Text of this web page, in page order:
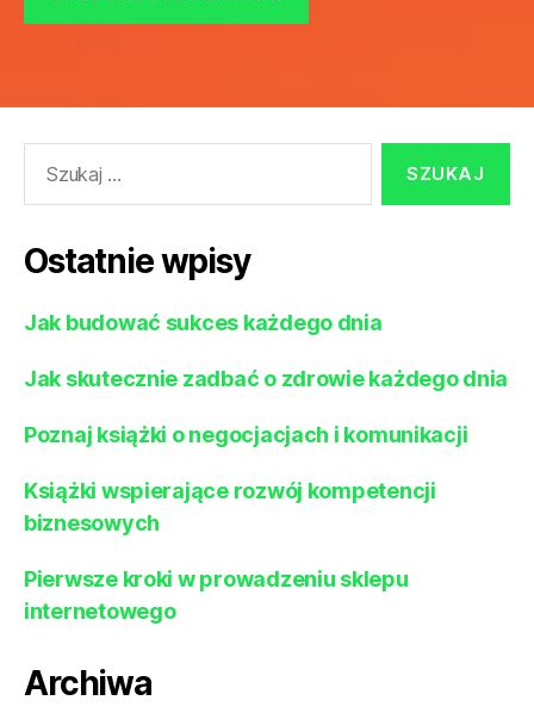
Ostatnie wpisy
Jak budować sukces każdego dnia
Jak skutecznie zadbać o zdrowie każdego dnia
Poznaj książki o negocjacjach i komunikacji
Książki wspierające rozwój kompetencji
biznesowych
Pierwsze kroki w prowadzeniu sklepu
internetowego
Archiwa